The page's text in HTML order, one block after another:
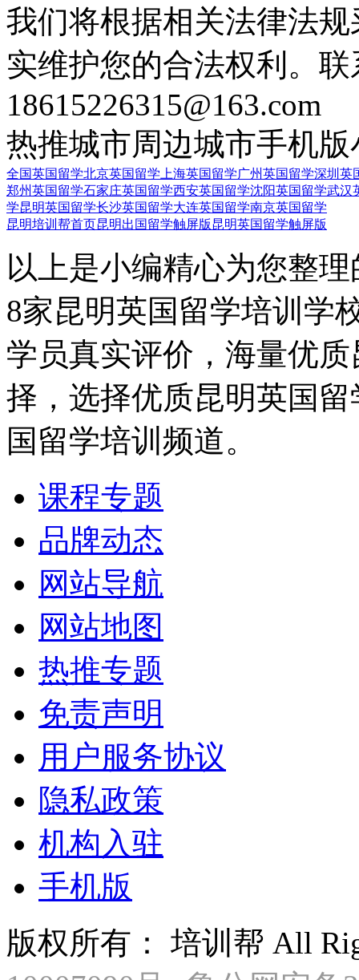
我们将根据相关法律法
实维护您的合法权利。
18615226315@163.com
热推城市周边城市手机版
全国英国留学北京英国留学 上海英国留学广州英国留学深圳英
郑州英国留学石家庄英国留学西安英国留学沈阳英国留学武汉
学昆明英国留学长沙英国留学大连英国留学南京英国留学
昆明培训帮首页昆明出国留学触屏版昆明英国留学触屏版
以上是小编精心为您整
8家昆明英国留学培训学
学员真实评价，海量优
择，选择优质昆明英国
国留学培训频道。
课程专题
品牌动态
网站导航
网站地图
热推专题
免责声明
用户服务协议
隐私政策
机构入驻
手机版
版权所有： 培训帮 All